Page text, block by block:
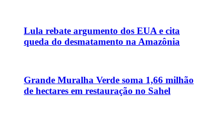
Lula rebate argumento dos EUA e cita
queda do desmatamento na Amazônia
Grande Muralha Verde soma 1,66 milhão
de hectares em restauração no Sahel